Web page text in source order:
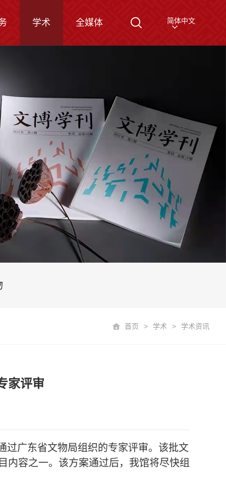
学术 全媒体 简体中文
首页 > 学术 > 学术资讯
家评审
广东省文物局组织的专家评审。该批文
内容之一。该方案通过后，我馆将尽快组